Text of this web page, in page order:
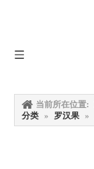
当前所在位置:
分类 » 罗汉果 »